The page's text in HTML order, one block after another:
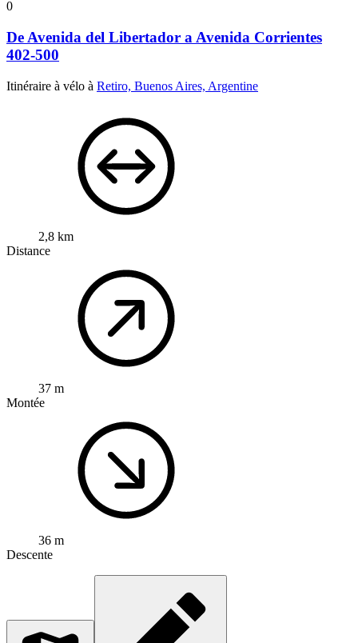
0
De Avenida del Libertador a Avenida Corrientes
402-500
Itinéraire à vélo à Retiro, Buenos Aires, Argentine
2,8 km
Distance
37 m
Montée
36 m
Descente